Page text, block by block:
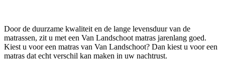
Door de duurzame kwaliteit en de lange levensduur van de
matrassen, zit u met een Van Landschoot matras jarenlang goed.
Kiest u voor een matras van Van Landschoot? Dan kiest u voor een
matras dat echt verschil kan maken in uw nachtrust.